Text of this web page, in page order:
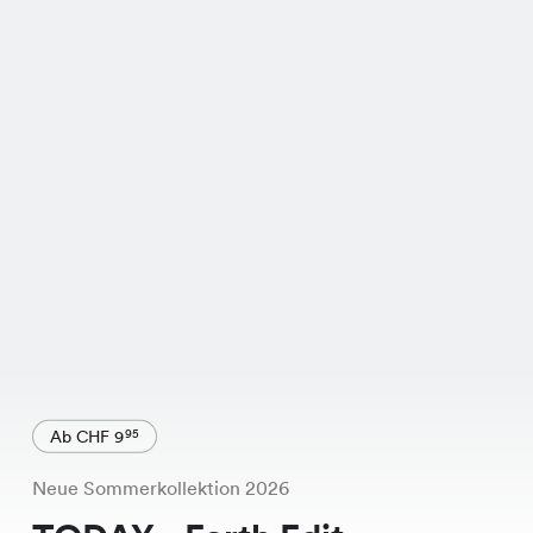
Ab CHF 995
Neue Sommerkollektion 2026